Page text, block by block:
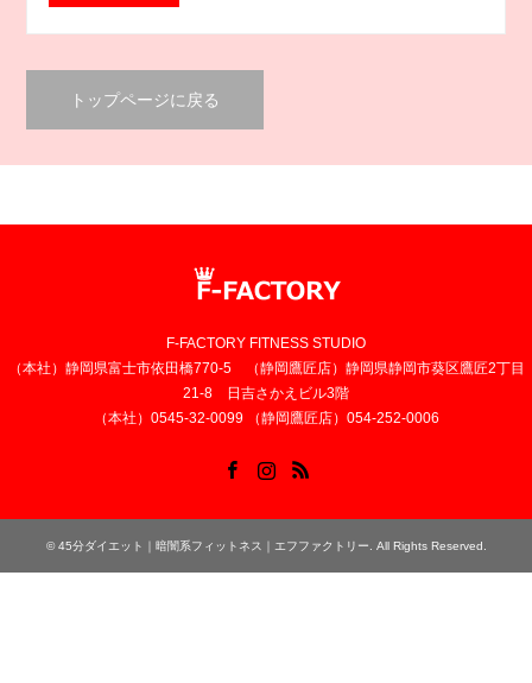
トップページに戻る
F-FACTORY FITNESS STUDIO
（本社）静岡県富士市依田橋770-5 （静岡鷹匠店）静岡県静岡市葵区鷹匠2丁目
21-8 日吉さかえビル3階
（本社）0545-32-0099 （静岡鷹匠店）054-252-0006
©45分ダイエット｜暗闇系フィットネス｜エフファクトリー. All Rights Reserved.